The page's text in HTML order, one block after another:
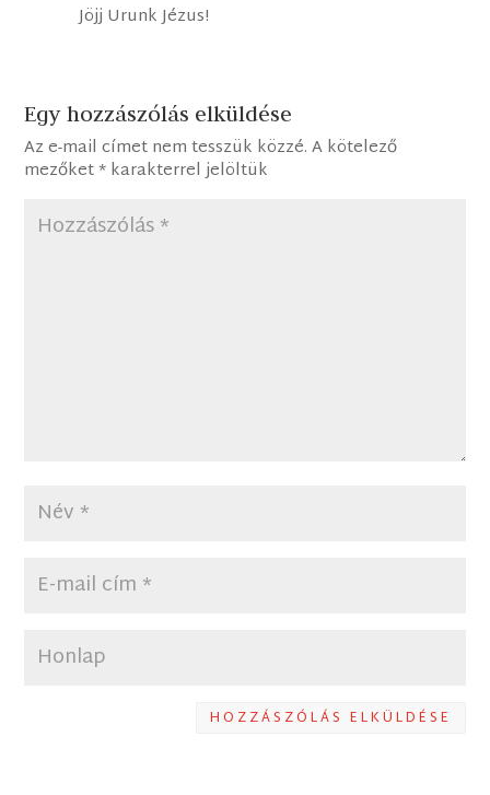
Jöjj Urunk Jézus!
Egy hozzászólás elküldése
Az e-mail címet nem tesszük közzé. A kötelező
mezőket*karakterrel jelöltük
HOZZÁSZÓLÁS ELKÜLDÉSE